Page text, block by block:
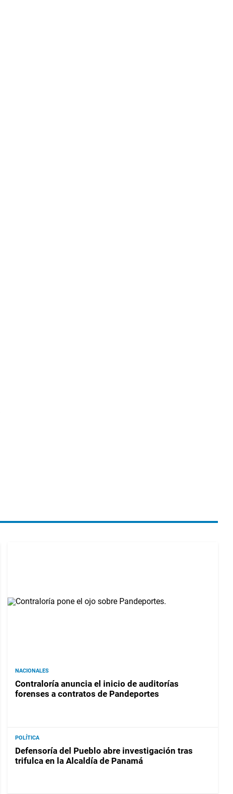
NACIONALES
Contraloría anuncia el inicio de auditorías
forenses a contratos de Pandeportes
POLÍTICA
Defensoría del Pueblo abre investigación tras
trifulca en la Alcaldía de Panamá